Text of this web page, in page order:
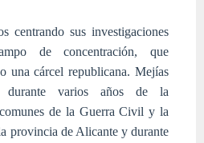
centrando sus investigaciones
de concentración, que
una cárcel republicana. Mejías
durante varios años de la
de la Guerra Civil y la
provincia de Alicante y durante